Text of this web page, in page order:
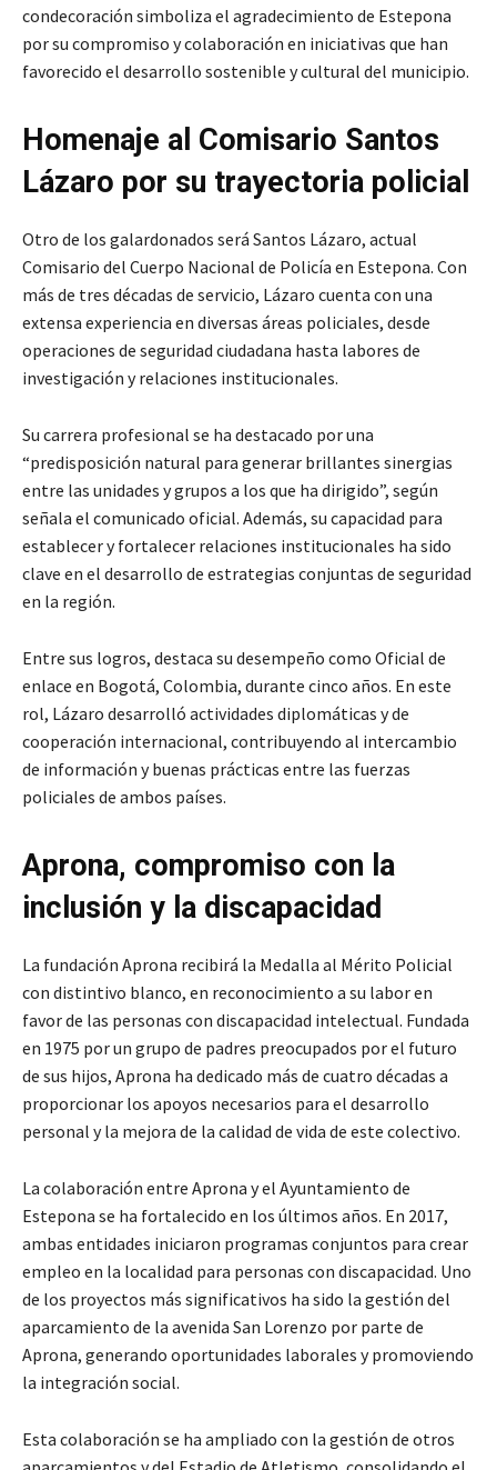
condecoración simboliza el agradecimiento de Estepona
por su compromiso y colaboración en iniciativas que han
favorecido el desarrollo sostenible y cultural del municipio.
Homenaje al Comisario Santos
Lázaro por su trayectoria policial
Otro de los galardonados será Santos Lázaro, actual
Comisario del Cuerpo Nacional de Policía en Estepona. Con
más de tres décadas de servicio, Lázaro cuenta con una
extensa experiencia en diversas áreas policiales, desde
operaciones de seguridad ciudadana hasta labores de
investigación y relaciones institucionales.
Su carrera profesional se ha destacado por una
“predisposición natural para generar brillantes sinergias
entre las unidades y grupos a los que ha dirigido”, según
señala el comunicado oficial. Además, su capacidad para
establecer y fortalecer relaciones institucionales ha sido
clave en el desarrollo de estrategias conjuntas de seguridad
en la región.
Entre sus logros, destaca su desempeño como Oficial de
enlace en Bogotá, Colombia, durante cinco años. En este
rol, Lázaro desarrolló actividades diplomáticas y de
cooperación internacional, contribuyendo al intercambio
de información y buenas prácticas entre las fuerzas
policiales de ambos países.
Aprona, compromiso con la
inclusión y la discapacidad
La fundación Aprona recibirá la Medalla al Mérito Policial
con distintivo blanco, en reconocimiento a su labor en
favor de las personas con discapacidad intelectual. Fundada
en 1975 por un grupo de padres preocupados por el futuro
de sus hijos, Aprona ha dedicado más de cuatro décadas a
proporcionar los apoyos necesarios para el desarrollo
personal y la mejora de la calidad de vida de este colectivo.
La colaboración entre Aprona y el Ayuntamiento de
Estepona se ha fortalecido en los últimos años. En 2017,
ambas entidades iniciaron programas conjuntos para crear
empleo en la localidad para personas con discapacidad. Uno
de los proyectos más significativos ha sido la gestión del
aparcamiento de la avenida San Lorenzo por parte de
Aprona, generando oportunidades laborales y promoviendo
la integración social.
Esta colaboración se ha ampliado con la gestión de otros